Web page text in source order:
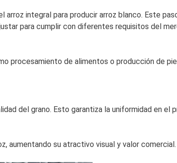
arroz integral para producir arroz blanco. Este
para cumplir con diferentes requisitos del
procesamiento de alimentos o producción de
del grano. Esto garantiza la uniformidad en
aumentando su atractivo visual y valor comercial.